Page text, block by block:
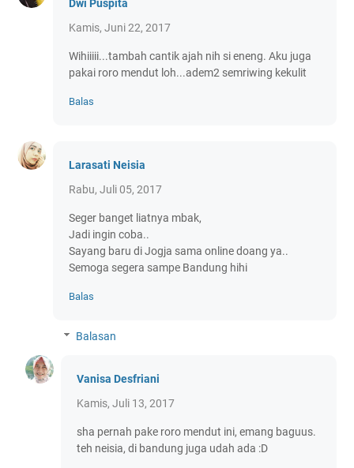
Dwi Puspita
Kamis, Juni 22, 2017
Wihiiiii...tambah cantik ajah nih si eneng. Aku juga
pakai roro mendut loh...adem2 semriwing kekulit
Balas
Larasati Neisia
Rabu, Juli 05, 2017
Seger banget liatnya mbak,
Jadi ingin coba..
Sayang baru di Jogja sama online doang ya..
Semoga segera sampe Bandung hihi
Balas
Balasan
Vanisa Desfriani
Kamis, Juli 13, 2017
sha pernah pake roro mendut ini, emang baguus.
teh neisia, di bandung juga udah ada :D